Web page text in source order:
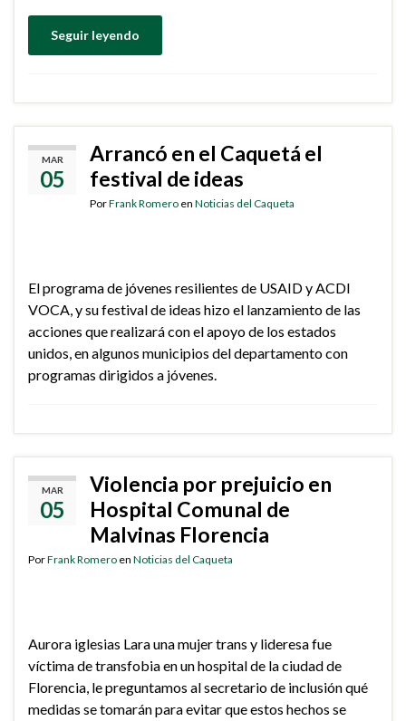
Seguir leyendo
MAR
05
Arrancó en el Caquetá el
festival de ideas
PorFrank Romero en Noticias del Caqueta
El programa de jóvenes resilientes de USAID y ACDI
VOCA, y su festival de ideas hizo el lanzamiento de las
acciones que realizará con el apoyo de los estados
unidos, en algunos municipios del departamento con
programas dirigidos a jóvenes.
MAR
05
Violencia por prejuicio en
Hospital Comunal de
Malvinas Florencia
PorFrank Romero en Noticias del Caqueta
Aurora iglesias Lara una mujer trans y lideresa fue
víctima de transfobia en un hospital de la ciudad de
Florencia, le preguntamos al secretario de inclusión qué
medidas se tomarán para evitar que estos hechos se